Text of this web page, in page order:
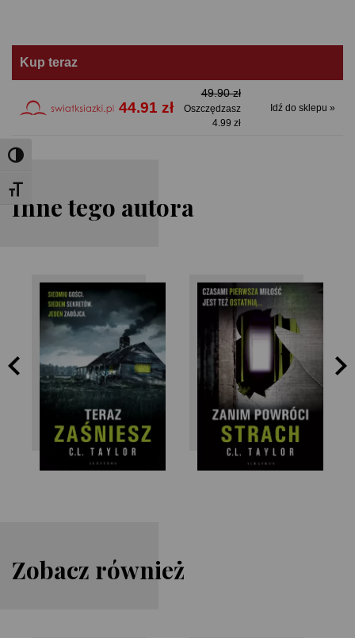
Toggle High Contrast
Toggle Font size
Kup teraz
44.91 zł
49.90 zł
Oszczędzasz
4.99 zł
Idź do sklepu »
Inne tego autora
C.L. Taylor C.L. Taylor
Zobacz również